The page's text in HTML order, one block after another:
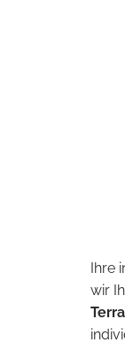
Ihre
wir